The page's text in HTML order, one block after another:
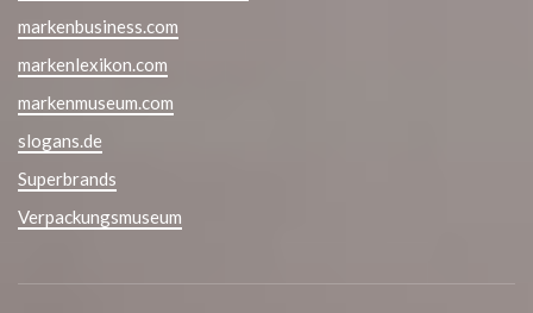
markenbusiness.com
markenlexikon.com
markenmuseum.com
slogans.de
Superbrands
Verpackungsmuseum